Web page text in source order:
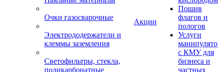
Очки газосварочные
Электрододержатели и
клеммы заземления
Светофильтры, стекла,
поликарбонатные
Акции
Пошив
флагов и
пологов
Услуги
с КМУ для
бизнеса и
частных